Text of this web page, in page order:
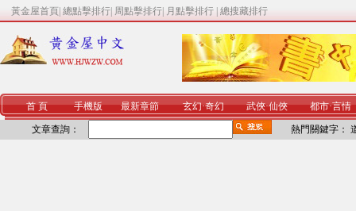
黃金屋首頁 總點擊排行 周點擊排行 月點擊排行 總搜藏排行
首 頁 手機版 最新章節 玄幻·奇幻 武俠·仙俠 都市·言情
文章查詢： 熱門關鍵字：